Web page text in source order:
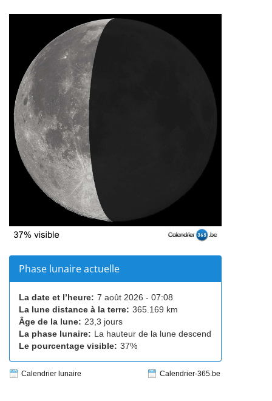
Phase lunaire actuelle
La date et l’heure: 7 août 2026 - 07:08
La lune distance à la terre: 365.169 km
Âge de la lune: 23,3 jours
La phase lunaire: La hauteur de la lune descend
Le pourcentage visible: 37%
Calendrier lunaire Calendrier-365.be